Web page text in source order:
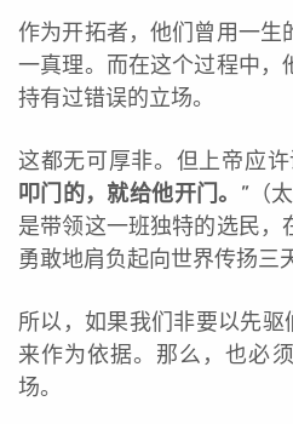
作为开拓者，他们曾用一生
一真理。而在这个过程中，
持有过错误的立场。
这都无可厚非。但上帝应许
叩门的，就给他开门。 ”（
是带领这一班独特的选民，
勇敢地肩负起向世界传扬三
所以，如果我们非要以先驱
来作为依据。那么，也必
场。